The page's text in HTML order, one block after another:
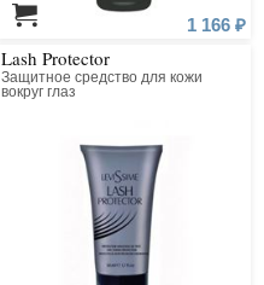
1 166 ₽
Lash Protector
Защитное средство для кожи
вокруг глаз